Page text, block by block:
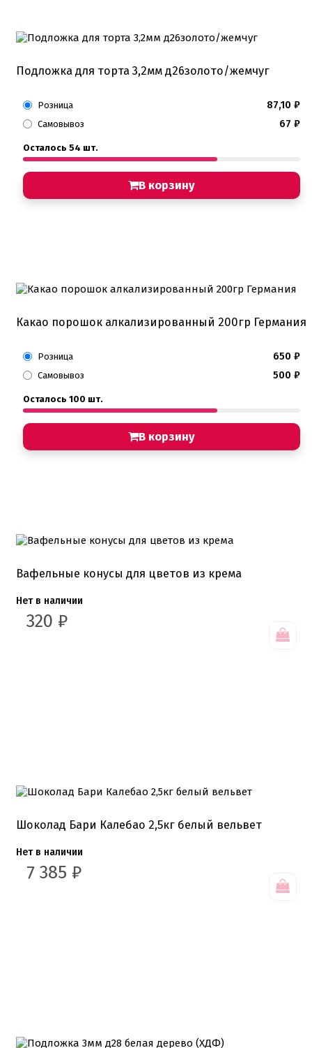
Подложка для торта 3,2мм д26золото/жемчуг
Розница 87,10 ₽
Самовывоз 67 ₽
Осталось 54 шт.
В корзину
Какао порошок алкализированный 200гр Германия
Розница 650 ₽
Самовывоз 500 ₽
Осталось 100 шт.
В корзину
Вафельные конусы для цветов из крема
Нет в наличии
320 ₽
Шоколад Бари Калебао 2,5кг белый вельвет
Нет в наличии
7 385 ₽